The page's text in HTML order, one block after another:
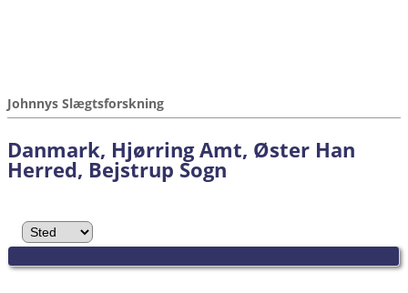
Johnnys Slægtsforskning
Danmark, Hjørring Amt, Øster Han
Herred, Bejstrup Sogn